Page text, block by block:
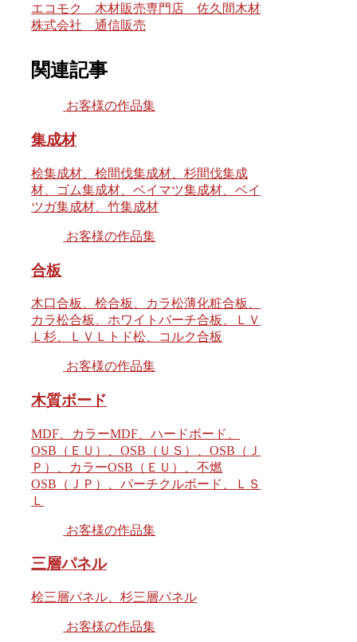
エコモク 木材販売専門店 佐久間木材
株式会社 通信販売
関連記事
お客様の作品集
集成材
桧集成材、桧間伐集成材、杉間伐集成
材、ゴム集成材、ベイマツ集成材、ベイ
ツガ集成材、竹集成材
お客様の作品集
合板
木口合板、桧合板、カラ松薄化粧合板、
カラ松合板、ホワイトバーチ合板、ＬＶ
Ｌ杉、ＬＶＬトド松、コルク合板
お客様の作品集
木質ボード
MDF、カラーMDF、ハードボード、
OSB（ＥＵ）、OSB（ＵＳ）、OSB（Ｊ
Ｐ）、カラーOSB（ＥＵ）、不燃
OSB（ＪＰ）、パーチクルボード、ＬＳ
Ｌ
お客様の作品集
三層パネル
桧三層パネル、杉三層パネル
お客様の作品集